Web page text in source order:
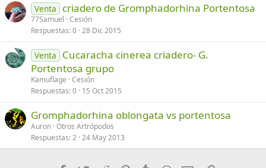
Venta criadero de Gromphadorhina Portentosa
77Samuel Cesión
Respuestas 0 28 Dic 2015
Venta
Cucaracha cinerea criadero- G.
Portentosa grupo
Kamuflage Cesión
Respuestas 0 15 Oct 2015
Gromphadorhina oblongata vs portentosa
Auron Otros Artrópodos
Respuestas 2 24 May 2013